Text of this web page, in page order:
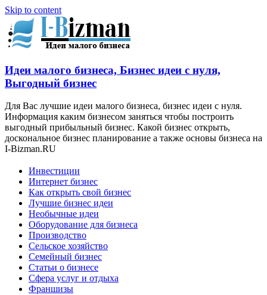
Skip to content
Идеи малого бизнеса, Бизнес идеи с нуля,
Выгодный бизнес
Для Вас лучшие идеи малого бизнеса, бизнес идеи с нуля.
Информация каким бизнесом заняться чтобы построить
выгодный прибыльный бизнес. Какой бизнес открыть,
доскональное бизнес планирование а также основы бизнеса на
I-Bizman.RU
Инвестиции
Интернет бизнес
Как открыть свой бизнес
Лучшие бизнес идеи
Необычные идеи
Оборудование для бизнеса
Производство
Сельское хозяйство
Семейный бизнес
Статьи о бизнесе
Сфера услуг и отдыха
Франшизы